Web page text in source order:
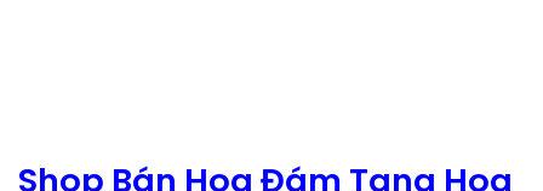
Shop Bán Hoa Đám Tang Hoa